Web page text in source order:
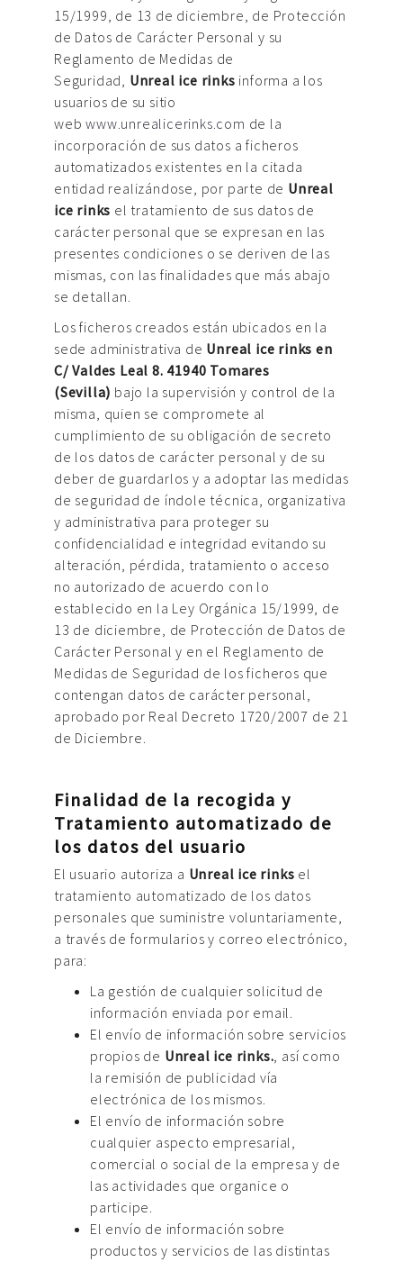
15/1999, de 13 de diciembre, de Protección
de Datos de Carácter Personal y su
Reglamento de Medidas de
Seguridad, Unreal ice rinks informa a los
usuarios de su sitio
webwww.unrealicerinks.com de la
incorporación de sus datos a ficheros
automatizados existentes en la citada
entidad realizándose, por parte de Unreal
ice rinks el tratamiento de sus datos de
carácter personal que se expresan en las
presentes condiciones o se deriven de las
mismas, con las finalidades que más abajo
se detallan.
Los ficheros creados están ubicados en la
sede administrativa de Unreal ice rinks en
C/ Valdes Leal 8. 41940 Tomares
(Sevilla) bajo la supervisión y control de la
misma, quien se compromete al
cumplimiento de su obligación de secreto
de los datos de carácter personal y de su
deber de guardarlos y a adoptar las medidas
de seguridad de índole técnica, organizativa
y administrativa para proteger su
confidencialidad e integridad evitando su
alteración, pérdida, tratamiento o acceso
no autorizado de acuerdo con lo
establecido en la Ley Orgánica 15/1999, de
13 de diciembre, de Protección de Datos de
Carácter Personal y en el Reglamento de
Medidas de Seguridad de los ficheros que
contengan datos de carácter personal,
aprobado por Real Decreto 1720/2007 de 21
de Diciembre.
Finalidad de la recogida y
Tratamiento automatizado de
los datos del usuario
El usuario autoriza a Unreal ice rinks el
tratamiento automatizado de los datos
personales que suministre voluntariamente,
a través de formularios y correo electrónico,
para:
La gestión de cualquier solicitud de
información enviada por email.
El envío de información sobre servicios
propios de Unreal ice rinks., así como
la remisión de publicidad vía
electrónica de los mismos.
El envío de información sobre
cualquier aspecto empresarial,
comercial o social de la empresa y de
las actividades que organice o
participe.
El envío de información sobre
productos y servicios de las distintas